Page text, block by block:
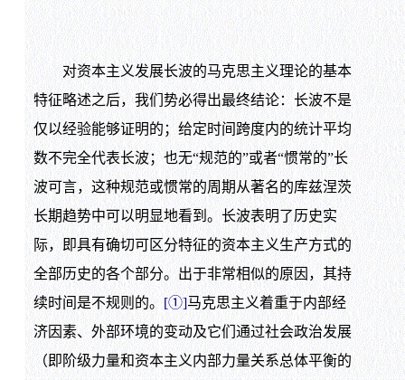
对资本主义发展长波的马克思主义理论的基本
特征略述之后，我们势必得出最终结论：长波不是
仅以经验能够证明的；给定时间跨度内的统计平均
数不完全代表长波；也无“规范的”或者“惯常的”长
波可言，这种规范或惯常的周期从著名的库兹涅茨
长期趋势中可以明显地看到。长波表明了历史实
际，即具有确切可区分特征的资本主义生产方式的
全部历史的各个部分。出于非常相似的原因，其持
续时间是不规则的。 [①]马克思主义着重于内部经
济因素、外部环境的变动及它们通过社会政治发展
（即阶级力量和资本主义内部力量关系总体平衡的